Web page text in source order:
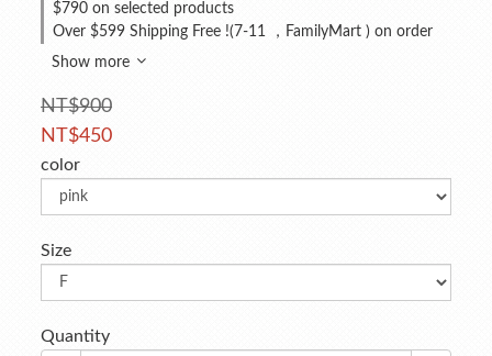
$790 on selected products
Over $599 Shipping Free !(7-11 ，FamilyMart ) on order
Show more
NT$900
NT$450
color
Size
Quantity